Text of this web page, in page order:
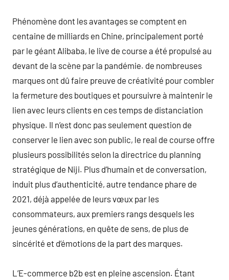
Phénomène dont les avantages se comptent en
centaine de milliards en Chine, principalement porté
par le géant Alibaba, le live de course a été propulsé au
devant de la scène par la pandémie. de nombreuses
marques ont dû faire preuve de créativité pour combler
la fermeture des boutiques et poursuivre à maintenir le
lien avec leurs clients en ces temps de distanciation
physique. Il n’est donc pas seulement question de
conserver le lien avec son public, le real de course offre
plusieurs possibilités selon la directrice du planning
stratégique de Niji. Plus d’humain et de conversation,
induit plus d’authenticité, autre tendance phare de
2021, déjà appelée de leurs vœux par les
consommateurs, aux premiers rangs desquels les
jeunes générations, en quête de sens, de plus de
sincérité et d’émotions de la part des marques.
L’E-commerce b2b est en pleine ascension. Étant